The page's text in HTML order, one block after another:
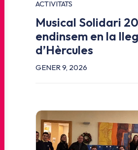
ACTIVITATS
Musical Solidari
endinsem en la
d’Hèrcules
GENER 9, 2026